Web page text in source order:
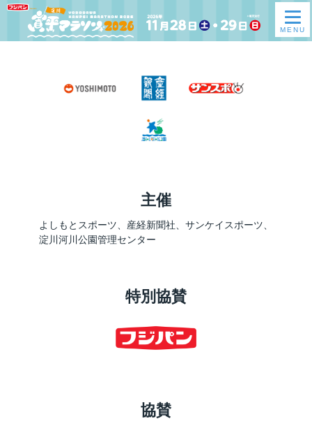
年別ニュース一覧
主催
よしもとスポーツ、産経新聞社、サンケイスポーツ、
淀川河川公園管理センター
特別協賛
協賛